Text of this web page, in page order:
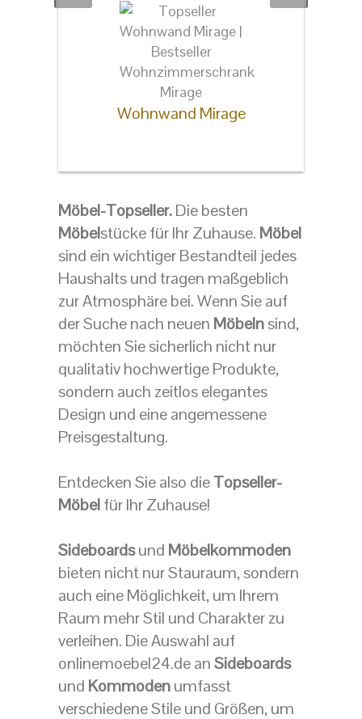
Wohnwand Mirage
Möbel-Topseller.Die besten
Möbelstücke für Ihr Zuhause. Möbel
sind ein wichtiger Bestandteil jedes
Haushalts und tragen maßgeblich
zur Atmosphäre bei. Wenn Sie auf
der Suche nach neuen Möbelnsind,
möchten Sie sicherlich nicht nur
qualitativ hochwertige Produkte,
sondern auch zeitlos elegantes
Design und eine angemessene
Preisgestaltung.
Entdecken Sie also dieTopseller-
Möbelfür Ihr Zuhause!
Sideboardsund Möbelkommoden
bieten nicht nur Stauraum, sondern
auch eine Möglichkeit, um Ihrem
Raum mehr Stil und Charakter zu
verleihen. Die Auswahl auf
onlinemoebel24.de anSideboards
und Kommodenumfasst
verschiedene Stile und Größen, um